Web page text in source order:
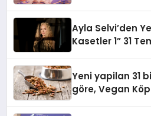
Ayla Selvi’den
Kasetler 1” 31
Yeni yapilan 31
göre, Vegan